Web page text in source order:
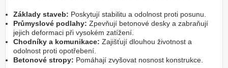
Základy staveb: Poskytují stabilitu a odolnost proti posunu.
Průmyslové podlahy: Zpevňují betonové desky a zabraňují
jejich deformaci při vysokém zatížení.
Chodníky a komunikace: Zajišťují dlouhou životnost a
odolnost proti opotřebení.
Betonové stropy: Pomáhají zvyšovat nosnost konstrukce.